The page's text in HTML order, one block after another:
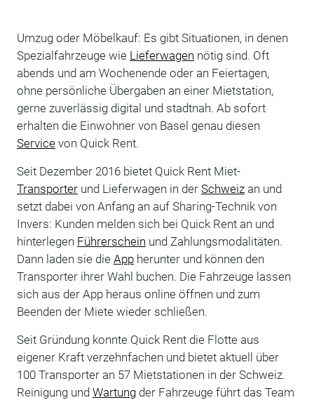
Umzug oder Möbelkauf: Es gibt Situationen, in denen
Spezialfahrzeuge wie Lieferwagen nötig sind. Oft
abends und am Wochenende oder an Feiertagen,
ohne persönliche Übergaben an einer Mietstation,
gerne zuverlässig digital und stadtnah. Ab sofort
erhalten die Einwohner von Basel genau diesen
Servicevon Quick Rent.
Seit Dezember 2016 bietet Quick Rent Miet-
Transporterund Lieferwagen in der Schweizan und
setzt dabei von Anfang an auf Sharing-Technik von
Invers: Kunden melden sich bei Quick Rent an und
hinterlegen Führerschein und Zahlungsmodalitäten.
Dann laden sie die Appherunter und können den
Transporter ihrer Wahl buchen. Die Fahrzeuge lassen
sich aus der App heraus online öffnen und zum
Beenden der Miete wieder schließen.
Seit Gründung konnte Quick Rent die Flotte aus
eigener Kraft verzehnfachen und bietet aktuell über
100 Transporter an 57 Mietstationen in der Schweiz.
Reinigung und Wartungder Fahrzeuge führt das Team